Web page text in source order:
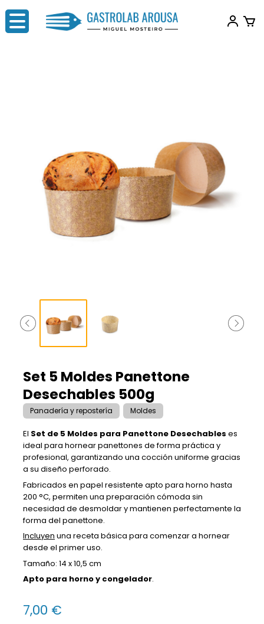
Set 5 Moldes Panettone
Desechables 500g
Panadería y repostería Moldes
El Set de 5 Moldes para Panettone Desechables es
ideal para hornear panettones de forma práctica y
profesional, garantizando una cocción uniforme gracias
a su diseño perforado.
Fabricados en papel resistente apto para horno hasta
200 °C, permiten una preparación cómoda sin
necesidad de desmoldar y mantienen perfectamente la
forma del panettone.
Incluyen una receta básica para comenzar a hornear
desde el primer uso.
Tamaño: 14 x 10,5 cm
Apto para horno y congelador.
7,00 €